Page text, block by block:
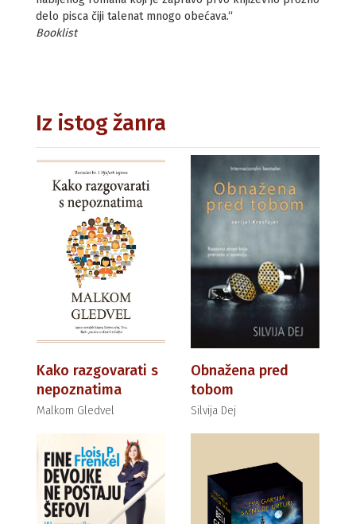
delo pisca čiji talenat mnogo obećava.“
Booklist
Iz istog žanra
Kako razgovarati s
nepoznatima
Malkom Gledvel
Obnažena pred
tobom
Silvija Dej